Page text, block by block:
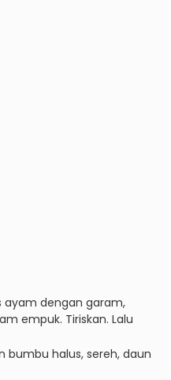
ayam dengan garam,
empuk. Tiriskan. Lalu
bumbu halus, sereh, daun